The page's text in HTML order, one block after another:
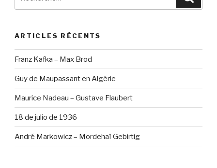
ARTICLES RÉCENTS
Franz Kafka – Max Brod
Guy de Maupassant en Algérie
Maurice Nadeau – Gustave Flaubert
18 de julio de 1936
André Markowicz – Mordehaï Gebirtig